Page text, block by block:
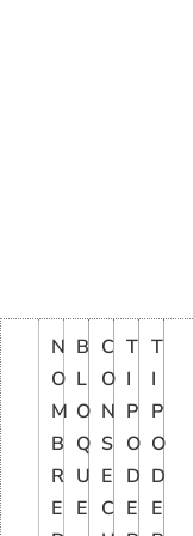
N
O
M
B
R
E
B
L
O
Q
U
E
C
O
N
S
E
C
T
I
P
O
D
E
T
I
P
O
D
E